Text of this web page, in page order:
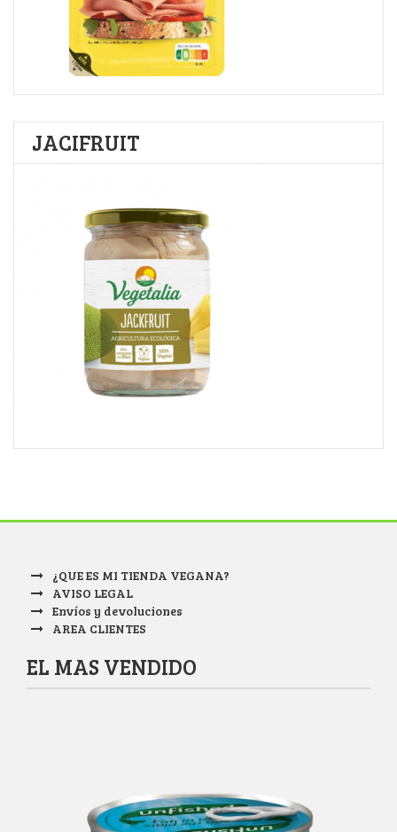
JACIFRUIT
¿QUE ES MI TIENDA VEGANA?
AVISO LEGAL
Envíos y devoluciones
AREA CLIENTES
EL MAS VENDIDO